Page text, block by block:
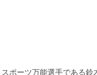
ポーツ万能選手である鈴